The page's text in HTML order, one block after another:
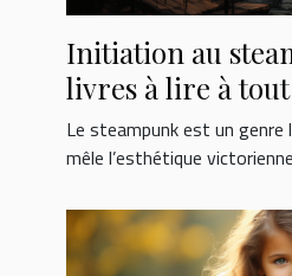
Initiation au
livres à lire à
Le steampunk est un
mêle l’esthétique